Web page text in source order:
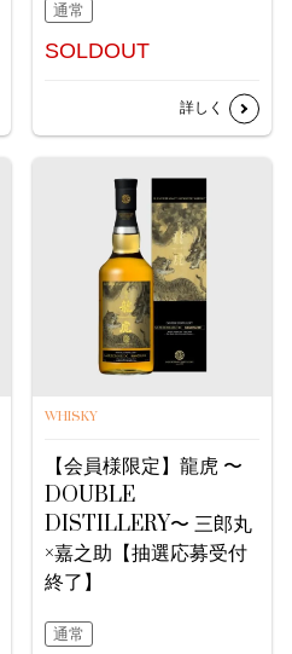
通常
SOLDOUT
詳しく
WHISKY
【会員様限定】龍虎 〜
DOUBLE
DISTILLERY〜 三郎丸
×嘉之助【抽選応募受付
終了】
通常